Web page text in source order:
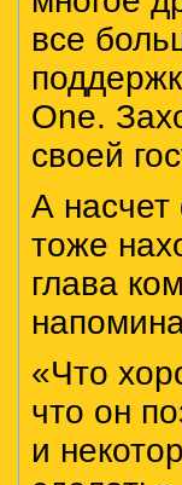
все
One.
своей
А насчет
тоже
глава
«Что
что он
и